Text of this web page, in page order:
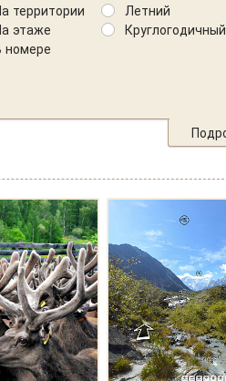
территории
этаже
номере
Летний
Круглогодичный